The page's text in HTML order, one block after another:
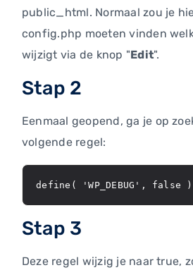
public_html. Normaal zou je
config.php moeten vinden
wijzigt via de knop "Edit".
Stap 2
Eenmaal geopend, ga je op
volgende regel:
define( 'WP_DEBUG', false
Stap 3
Deze regel wijzig je naar true,